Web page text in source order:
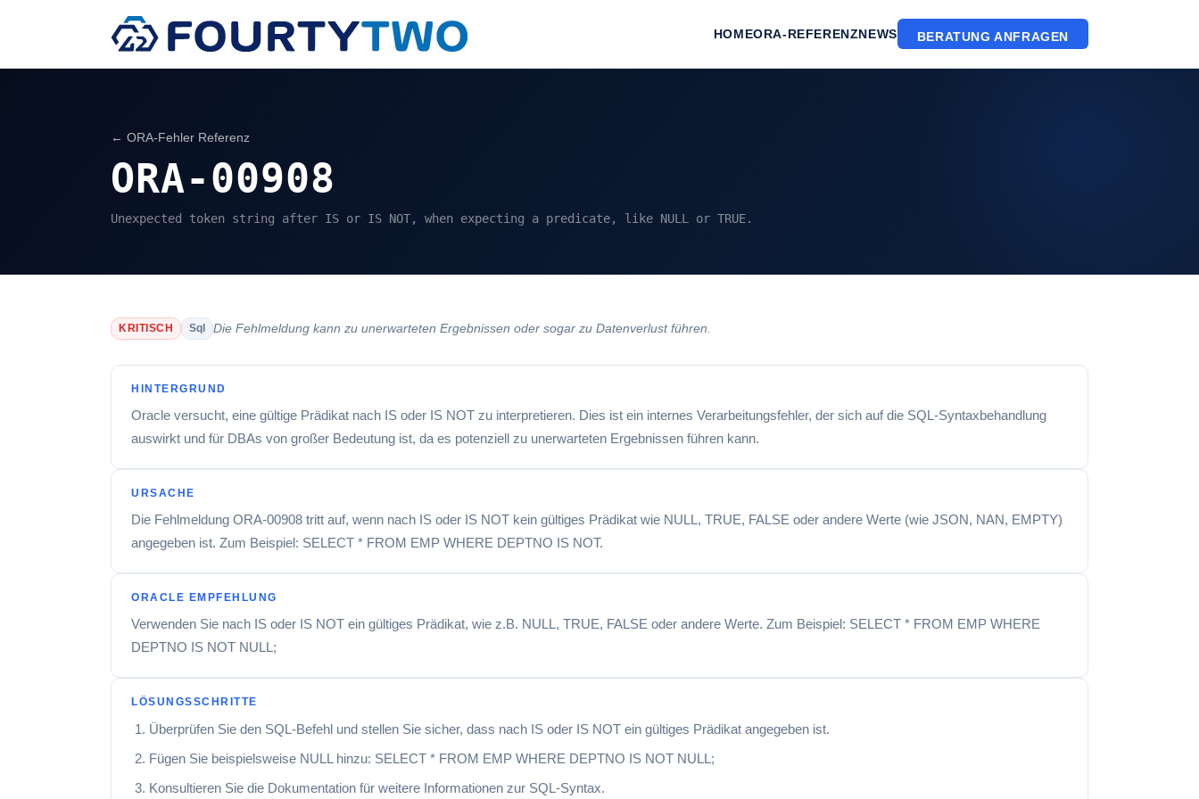
HOMEORA-REFERENZNEWS BERATUNG ANFRAGEN
← ORA-Fehler Referenz
ORA-00908
Unexpected token string after IS or IS NOT, when expecting a predicate, like NULL or TRUE.
KRITISCH Sql Die Fehlmeldung kann zu unerwarteten Ergebnissen oder sogar zu Datenverlust führen.
HINTERGRUND
Oracle versucht, eine gültige Prädikat nach IS oder IS NOT zu interpretieren. Dies ist ein internes Verarbeitungsfehler, der sich auf die SQL-Syntaxbehandlung
auswirkt und für DBAs von großer Bedeutung ist, da es potenziell zu unerwarteten Ergebnissen führen kann.
URSACHE
Die Fehlmeldung ORA-00908 tritt auf, wenn nach IS oder IS NOT kein gültiges Prädikat wie NULL, TRUE, FALSE oder andere Werte (wie JSON, NAN, EMPTY)
angegeben ist. Zum Beispiel: SELECT * FROM EMP WHERE DEPTNO IS NOT.
ORACLE EMPFEHLUNG
Verwenden Sie nach IS oder IS NOT ein gültiges Prädikat, wie z.B. NULL, TRUE, FALSE oder andere Werte. Zum Beispiel: SELECT * FROM EMP WHERE
DEPTNO IS NOT NULL;
LÖSUNGSSCHRITTE
Überprüfen Sie den SQL-Befehl und stellen Sie sicher, dass nach IS oder IS NOT ein gültiges Prädikat angegeben ist.
Fügen Sie beispielsweise NULL hinzu: SELECT * FROM EMP WHERE DEPTNO IS NOT NULL;
Konsultieren Sie die Dokumentation für weitere Informationen zur SQL-Syntax.